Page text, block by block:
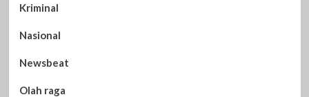
Kriminal
Nasional
Newsbeat
Olah raga